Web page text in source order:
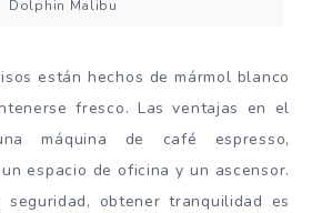
Dolphin Malibu
están hechos de mármol blanco
fresco. Las ventajas en el
máquina de café espresso,
espacio de oficina y un ascensor.
seguridad, obtener tranquilidad es